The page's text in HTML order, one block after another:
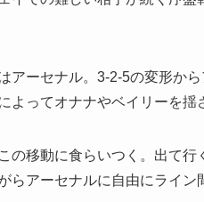
アーセナル。3-2-5の変形か
よってオナナやベイリーを
の移動に食らいつく。出て行
らアーセナルに自由にライン